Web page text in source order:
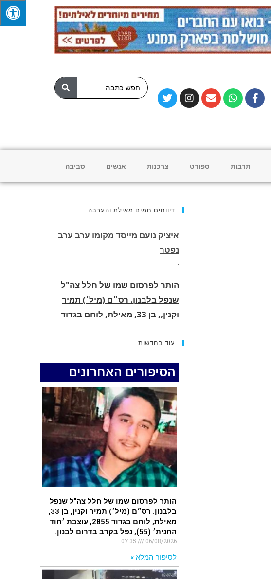
תרבות ספורט צרכנות אנשים סביבה
דיווחים חמים מאילת והערבה
איציק נועם מייסד מקומו ערב ערב
נפטר
.
הותר לפרסום שמו של חלל צה"ל
שנפל בלבנון. רס״ם (מיל׳) תמיר
וקנין,, בן 33, מאילת, לוחם בגדוד
בקרב בדרום לבנון.
החופשה המשפחתית שהפכה למסע
גניבות: הוגשו 15 כתבי אישום נגד בני
זוג שיחד עם ילדיהם יצאו למסע גניבות
באילת.
האדמה רועדת- סדרת רעידות אדמה
בחצי האי סיני
רעידת אדמה הורגשה באילת
עוד בחדשות
הסיפורים האחרונים
הותר לפרסום שמו של חלל צה"ל שנפל
בלבנון. רס״ם (מיל׳) תמיר וקנין, בן 33,
מאילת, לוחם בגדוד 2855, עוצבת ׳חוד
החנית׳ (55), נפל בקרב בדרום לבנון.
06/08/2026
לסיפור המלא »